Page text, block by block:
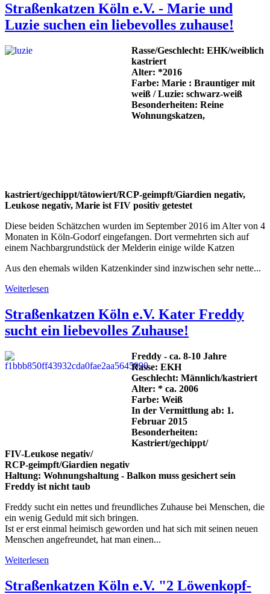
Straßenkatzen Köln e.V. - Marie und
Luzie suchen ein liebevolles zuhause!
Rasse/Geschlecht: EHK/weiblich
kastriert
Alter: *2016
Farbe: Marie : Brauntiger mit
weiß / Luzie: schwarz-weiß
Besonderheiten: Reine
Wohnungskatzen,
kastriert/gechippt/tätowiert/RCP-geimpft/Giardien negativ,
Leukose negativ, Marie ist FIV positiv getestet
Diese beiden Schätzchen wurden im September 2016 im Alter von 4
Monaten in Köln-Godorf eingefangen. Dort vermehrten sich auf
einem Nachbargrundstück der Melderin einige wilde Katzen
Aus den ehemals wilden Katzenkinder sind inzwischen sehr nette...
Weiterlesen
Straßenkatzen Köln e.V. Kater Freddy
sucht ein liebevolles Zuhause!
Freddy - ca. 8-10 Jahre
Rasse: EKH
Geschlecht: Männlich/kastriert
Alter: * ca. 2006
Farbe: Weiß
In der Vermittlung ab: 1.
Februar 2015
Besonderheiten:
Kastriert/gechippt/
FIV-Leukose negativ/
RCP-geimpft/Giardien negativ
Haltung: Wohnungshaltung - Balkon muss gesichert sein
Freddy ist nicht taub
Freddy sucht ein nettes und freundliches Zuhause bei Menschen, die
ein wenig Geduld mit sich bringen.
Ist er erst einmal heimisch geworden und hat sich mit seinen neuen
Menschen angefreundet, hat man einen...
Weiterlesen
Straßenkatzen Köln e.V. "2 Löwenkopf-